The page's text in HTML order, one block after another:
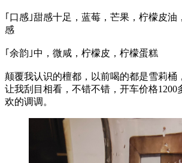
｢口感｣甜感十足，蓝莓，芒果，柠檬皮油
感
｢余韵｣中，微咸，柠檬皮，柠檬蛋糕
颠覆我认识的檀都，以前喝的都是雪莉桶
让我刮目相看，不错不错，开车价格1200
欢的调调。